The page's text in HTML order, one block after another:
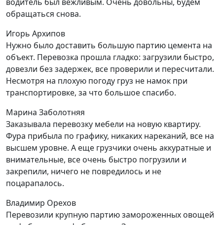
обращаться снова.
Игорь Архипов
Нужно было доставить большую партию цемента на
объект. Перевозка прошла гладко: загрузили быстро,
довезли без задержек, все проверили и пересчитали.
Несмотря на плохую погоду груз не намок при
транспортировке, за что большое спасибо.
Марина Заболотняя
Заказывала перевозку мебели на новую квартиру.
Фура прибыла по графику, никаких нареканий, все на
высшем уровне. А еще грузчики очень аккуратные и
внимательные, все очень быстро погрузили и
закрепили, ничего не повредилось и не
поцарапалось.
Владимир Орехов
Перевозили крупную партию замороженных овощей